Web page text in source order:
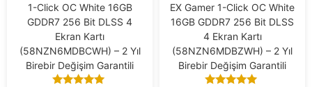
1-Click OC White 16GB
GDDR7 256 Bit DLSS 4
Ekran Kartı
(58NZN6MDBCWH) – 2 Yıl
Birebir Değişim Garantili
EX Gamer 1-Click OC White
16GB GDDR7 256 Bit DLSS
4 Ekran Kartı
(58NZN6MDBZWH) – 2 Yıl
Birebir Değişim Garantili